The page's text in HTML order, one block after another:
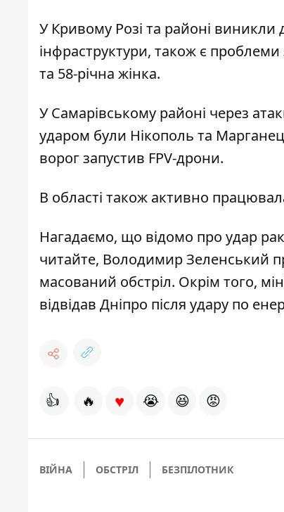
У Кривому Розі та районі
інфраструктури, також є
та 58-річна жінка.
У Самарівському районі через
ударом були Нікополь та
ворог запустив FPV-дрони.
В області також активно
Нагадаємо, що відомо про удар
читайте, ВолодимирЗеленський
масований обстріл. Окрім того,
відвідав Дніпро після удару по
👍 🔥 ♥ 😭 😆 😡
ВІЙНА ОБСТРІЛ БЕЗПІЛОТНИК